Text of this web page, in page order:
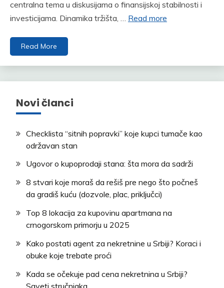
centralna tema u diskusijama o finansijskoj stabilnosti i
investicijama. Dinamika tržišta, … Read more
Read More
Novi članci
Checklista “sitnih popravki” koje kupci tumače kao
održavan stan
Ugovor o kupoprodaji stana: šta mora da sadrži
8 stvari koje moraš da rešiš pre nego što počneš
da gradiš kuću (dozvole, plac, priključci)
Top 8 lokacija za kupovinu apartmana na
crnogorskom primorju u 2025
Kako postati agent za nekretnine u Srbiji? Koraci i
obuke koje trebate proći
Kada se očekuje pad cena nekretnina u Srbiji?
Saveti stručnjaka